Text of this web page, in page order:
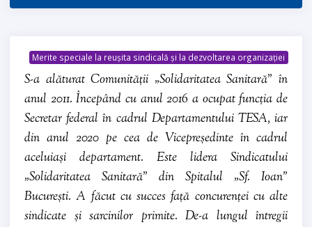
Merite speciale la reușita sindicală și la dezvoltarea organizației
S-a alăturat Comunității „Solidaritatea Sanitară” în
anul 2011. Începând cu anul 2016 a ocupat funcția de
Secretar federal în cadrul Departamentului TESA, iar
din anul 2020 pe cea de Vicepreședinte în cadrul
aceluiași departament. Este lidera Sindicatului
„Solidaritatea Sanitară” din Spitalul „Sf. Ioan”
București. A făcut cu succes față concurenței cu alte
sindicate și sarcinilor primite. De-a lungul întregii